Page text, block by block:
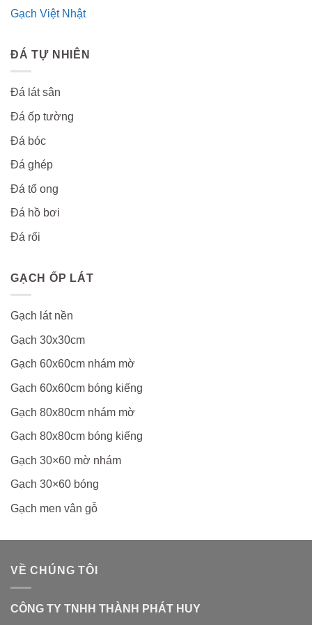
Gạch Việt Nhật
ĐÁ TỰ NHIÊN
Đá lát sân
Đá ốp tường
Đá bóc
Đá ghép
Đá tổ ong
Đá hồ bơi
Đá rối
GẠCH ỐP LÁT
Gạch lát nền
Gạch 30x30cm
Gạch 60x60cm nhám mờ
Gạch 60x60cm bóng kiếng
Gạch 80x80cm nhám mờ
Gạch 80x80cm bóng kiếng
Gạch 30×60 mờ nhám
Gạch 30×60 bóng
Gạch men vân gỗ
VỀ CHÚNG TÔI
CÔNG TY TNHH THÀNH PHÁT HUY